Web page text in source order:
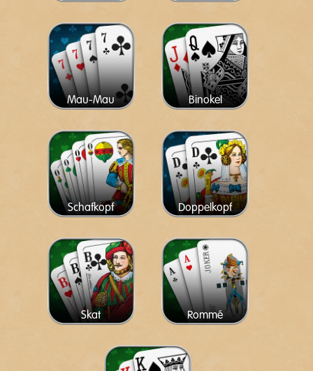
Mau-Mau Binokel
Schafkopf Doppelkopf
Skat Rommé